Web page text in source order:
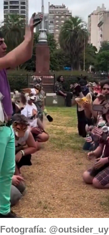
Fotografía: @outsider_uy